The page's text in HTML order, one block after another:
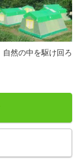
自然の中を駆け回ろう